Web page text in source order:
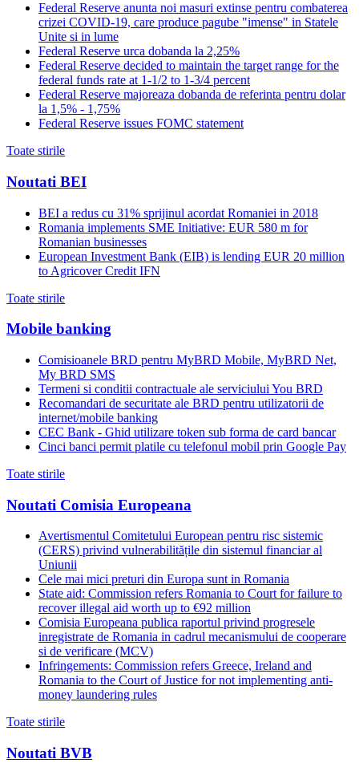
Federal Reserve anunta noi masuri extinse pentru combaterea
crizei COVID-19, care produce pagube "imense" in Statele
Unite si in lume
Federal Reserve urca dobanda la 2,25%
Federal Reserve decided to maintain the target range for the
federal funds rate at 1-1/2 to 1-3/4 percent
Federal Reserve majoreaza dobanda de referinta pentru dolar
la 1,5% - 1,75%
Federal Reserve issues FOMC statement
Toate stirile
Noutati BEI
BEI a redus cu 31% sprijinul acordat Romaniei in 2018
Romania implements SME Initiative: EUR 580 m for
Romanian businesses
European Investment Bank (EIB) is lending EUR 20 million
to Agricover Credit IFN
Toate stirile
Mobile banking
Comisioanele BRD pentru MyBRD Mobile, MyBRD Net,
My BRD SMS
Termeni si conditii contractuale ale serviciului You BRD
Recomandari de securitate ale BRD pentru utilizatorii de
internet/mobile banking
CEC Bank - Ghid utilizare token sub forma de card bancar
Cinci banci permit platile cu telefonul mobil prin Google Pay
Toate stirile
Noutati Comisia Europeana
Avertismentul Comitetului European pentru risc sistemic
(CERS) privind vulnerabilitățile din sistemul financiar al
Uniunii
Cele mai mici preturi din Europa sunt in Romania
State aid: Commission refers Romania to Court for failure to
recover illegal aid worth up to €92 million
Comisia Europeana publica raportul privind progresele
inregistrate de Romania in cadrul mecanismului de cooperare
si de verificare (MCV)
Infringements: Commission refers Greece, Ireland and
Romania to the Court of Justice for not implementing anti-
money laundering rules
Toate stirile
Noutati BVB